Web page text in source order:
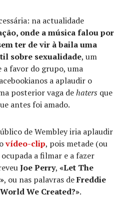
na actualidade
onde a música falou por
ter de vir à baila uma
sobre sexualidade, um
a favor do grupo, uma
a aplaudir o
posterior vaga dehaters que
antes foi amado.
de Wembley iria aplaudir
vídeo-clip, pois metade (ou
a filmar e a fazer
Joe Perry,«Let The
, ou nas palavras deFreddie
We Created?».